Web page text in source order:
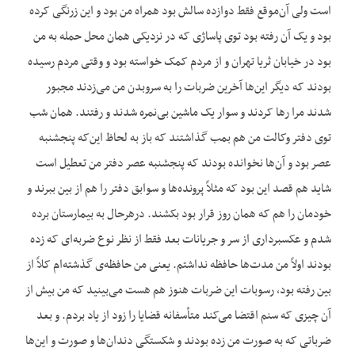
است ولی آن‌موقع فقط دوازده سالش بود همراه من بود و این زرنگی کرده
بود و یک آن رفته بود توی پاساژی که در نزدیکی همان محل حمله به من
بود در خیابان ثریا تهران و از مردم کمک خواسته بود و وقتی مردم رسیده
بودند که دیگر این‌ها آخرین ضربات را به سروبدن من می‌زدند مجبور
شدند مرا رها کردند و سوار یک ماشین بی‌نمره شدند و رفتند. همان شب
توی دفتر وکالت من هم بمب گذاشتند که باز به لحاظ این‌که پنجشنبه
عصر بود و آن‌ها نخوانده بودند که پنجشنبه عصر دفتر من تعطیل است
شاید هم قصد این بود که مثلاً پرونده‌ها و سوابق دفتر را هم از بین ببرند و
خودمان را هم که همان روز قرار بود بکشند. درهرحال به بیمارستان برده
شدم و عکسبرداری از سر و جریانات بعد فقط از نظر نوع ضربه‌ای که زده
بودند اولاً من مدت‌ها حافظه نداشتم. یعنی من حافظه‌ی گذشته‌ام کلاً از
بین رفته بود، رسوبات این ضربات هنوز هم هست می‌بینید که من بیش از
آن چیزی که سنم اقتضا می‌کند متأسفانه قضایا را زود از یاد بردم. و بعد
ضرباتی که به صورت من زده بودند و شکستگی دندان‌ها و صورت و این‌ها